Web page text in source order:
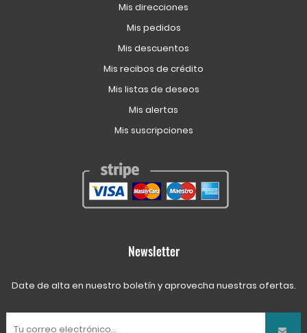
Mis direcciones
Mis pedidos
Mis descuentos
Mis recibos de crédito
Mis listas de deseos
Mis alertas
Mis suscripciones
Newsletter
Date de alta en nuestro boletín y aprovecha nuestras ofertas.